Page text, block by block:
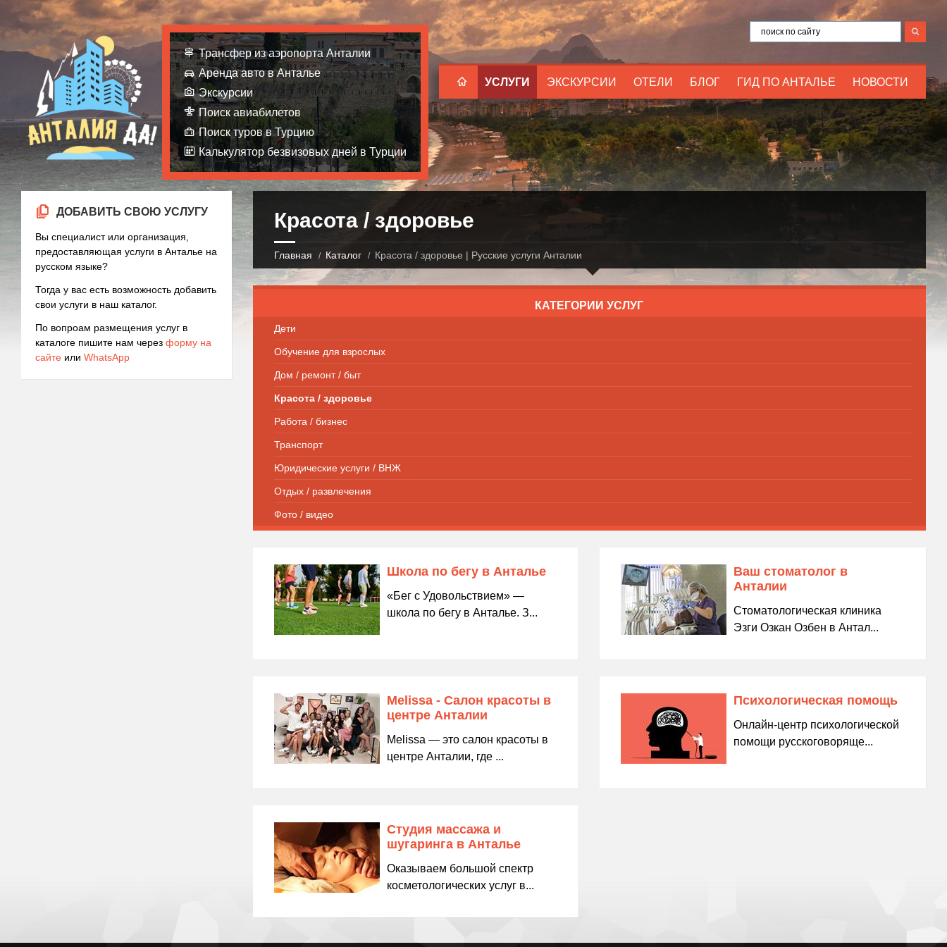
УСЛУГИ ЭКСКУРСИИ ОТЕЛИ БЛОГ ГИД ПО АНТАЛЬЕ НОВОСТИ
Трансфер из аэропорта Анталии
Аренда авто в Анталье
Экскурсии
Поиск авиабилетов
Поиск туров в Турцию
Калькулятор безвизовых дней в Турции
Красота / здоровье
Главная Каталог Красота / здоровье | Русские услуги Анталии
КАТЕГОРИИ УСЛУГ
Дети
Обучение для взрослых
Дом / ремонт / быт
Красота / здоровье
Работа / бизнес
Транспорт
Юридические услуги / ВНЖ
Отдых / развлечения
Фото / видео
Школа по бегу в Анталье
«Бег с Удовольствием» —
школа по бегу в Анталье. З...
Ваш стоматолог в
Анталии
Стоматологическая клиника
Эзги Озкан Озбен в Антал...
Melissa - Салон красоты в
центре Анталии
Melissa — это салон красоты в
центре Анталии, где ...
Психологическая помощь
Онлайн-центр психологической
помощи русскоговоряще...
Студия массажа и
шугаринга в Анталье
Оказываем большой спектр
косметологических услуг в...
ДОБАВИТЬ СВОЮ УСЛУГУ
Вы специалист или организация,
предоставляющая услуги в Анталье на
русском языке?
Тогда у вас есть возможность добавить
свои услуги в наш каталог.
По вопроам размещения услуг в
каталоге пишите нам через форму на
сайте или WhatsApp